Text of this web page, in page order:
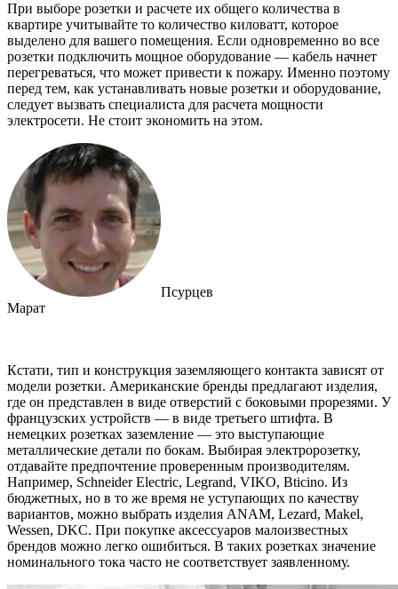
При выборе розетки и расчете их общего количества в
квартире учитывайте то количество киловатт, которое
выделено для вашего помещения. Если одновременно во все
розетки подключить мощное оборудование ― кабель начнет
перегреваться, что может привести к пожару. Именно поэтому
перед тем, как устанавливать новые розетки и оборудование,
следует вызвать специалиста для расчета мощности
электросети. Не стоит экономить на этом.
Псурцев
Марат
Кстати, тип и конструкция заземляющего контакта зависят от
модели розетки. Американские бренды предлагают изделия,
где он представлен в виде отверстий с боковыми прорезями. У
французских устройств ― в виде третьего штифта. В
немецких розетках заземление ― это выступающие
металлические детали по бокам. Выбирая электророзетку,
отдавайте предпочтение проверенным производителям.
Например, Schneider Electric, Legrand, VIKO, Bticino. Из
бюджетных, но в то же время не уступающих по качеству
вариантов, можно выбрать изделия ANAM, Lezard, Makel,
Wessen, DKC. При покупке аксессуаров малоизвестных
брендов можно легко ошибиться. В таких розетках значение
номинального тока часто не соответствует заявленному.